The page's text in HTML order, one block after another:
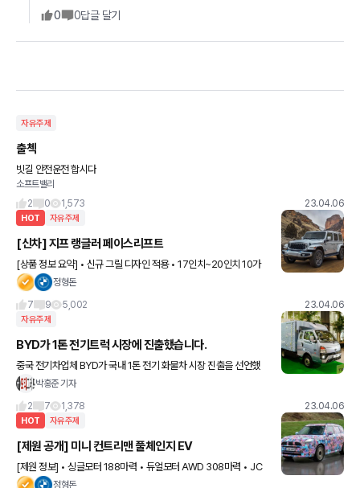
0 0답글 달기
자유주제
출첵
빗길 안전운전 합시다
소프트밸리
2
0 1,573 23.04.06
HOT 자유주제
[신차] 지프 랭글러 페이스리프트
[상품 정보 요약] • 신규 그릴 디자인 적용 • 17인치~20인치 10가
지 새로운 휠 옵션 제공 • 타이어 33~35인치까지 제공 • 오픈 에어
정형돈
7
9 5,002 23.04.06
자유주제
BYD가 1톤 전기트럭 시장에 진출했습니다.
중국 전기차업체 BYD가 국내 1톤 전기 화물차 시장 진출을 선언했
다. BYD 공식 수입원 GS글로벌은 6일 크레스트72에서 런칭 쇼케
박홍준 기자
2
7 1,378 23.04.06
HOT 자유주제
[제원 공개] 미니 컨트리맨 풀체인지 EV
[제원 정보] • 싱글모터 188마력 • 듀얼모터 AWD 308마력 • JC
W -> 내연기관 아닌 전기차로 출시 예정 • 배터리 용량 64.7kWh •
정형돈